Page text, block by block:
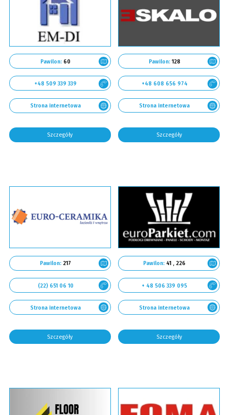
Pawilon: 60
+48 509 339 339
Strona internetowa
Szczegóły
Pawilon:128
+48 608 656 974
Strona internetowa
Szczegóły
Pawilon: 217
(22) 651 06 10
Strona internetowa
Szczegóły
Pawilon: 41 , 226
+ 48 506 339 095
Strona internetowa
Szczegóły